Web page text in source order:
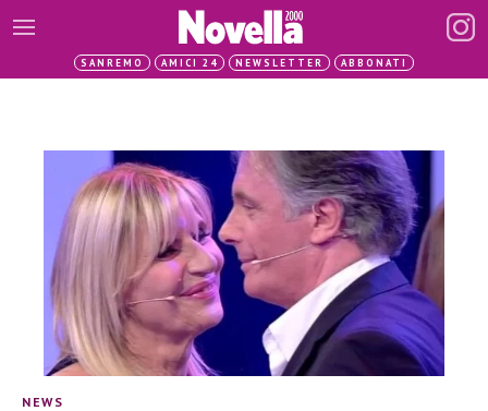
SANREMO AMICI 24 NEWSLETTER ABBONATI
NEWS